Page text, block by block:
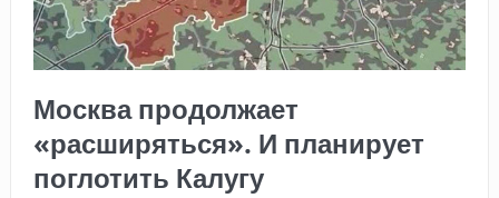
Москва продолжает
«расширяться». И планирует
поглотить Калугу